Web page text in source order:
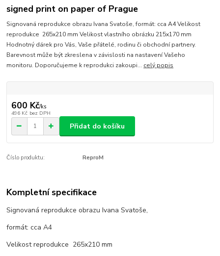
signed print on paper of Prague
Signovaná reprodukce obrazu Ivana Svatoše, formát: cca A4 Velikost
reprodukce 265x210 mm Velikost vlastního obrázku 215x170 mm
Hodnotný dárek pro Vás, Vaše přátelé, rodinu či obchodní partnery.
Barevnost může být zkreslena v závislosti na nastavení Vašeho
monitoru. Doporučujeme k reprodukci zakoupi... celý popis
600 Kč/ks
496 Kč bez DPH
Přidat do košíku
Číslo produktu: ReproM
Kompletní specifikace
Signovaná reprodukce obrazu Ivana Svatoše,
formát: cca A4
Velikost reprodukce 265x210 mm